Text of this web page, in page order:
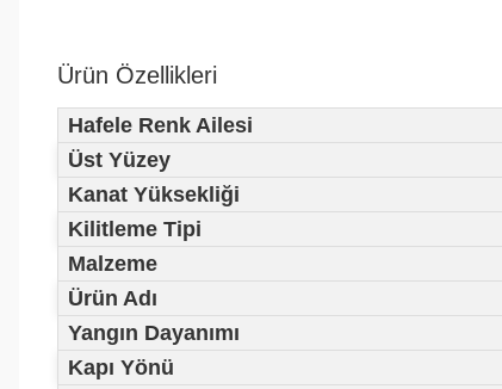
Ürün Özellikleri
Hafele Renk Ailesi
Üst Yüzey
Kanat Yüksekliği
Kilitleme Tipi
Malzeme
Ürün Adı
Yangın Dayanımı
Kapı Yönü